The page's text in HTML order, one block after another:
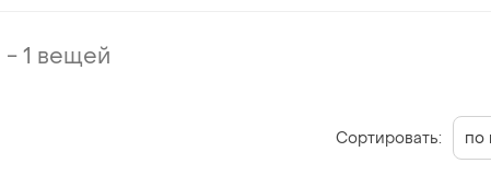
-1 вещей
Сортировать: по